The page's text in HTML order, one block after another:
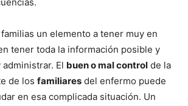
un elemento a tener muy en
tener toda la información posible y
El buen o mal control de la
de los familiares del enfermo puede
en esa complicada situación. Un